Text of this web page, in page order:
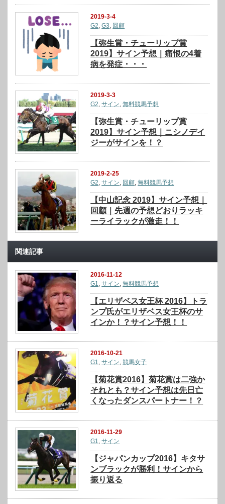
2019-3-4
G2 ,G3 回顧
【弥生賞・チューリップ賞
2019】サイン予想｜痛恨の4着
病を発症・・・
2019-3-3
G2,サイン,無料競馬予想
【弥生賞・チューリップ賞
2019】サイン予想｜ニシノデイ
ジーがサインを！？
2019-2-25
G2,サイン, 回顧,無料競馬予想
【中山記念 2019】サイン予想｜
回顧｜先週の予想どおりラッキ
ーライラックが激走！！
関連記事
2016-11-12
G1,サイン,無料競馬予想
【エリザベス女王杯 2016】トラ
ンプ氏がエリザベス女王杯のサ
インか！？サイン予想！！
2016-10-21
G1,サイン,競馬女子
【菊花賞2016】菊花賞は二強か
それとも？サイン予想は先日亡
くなったダンスパートナー！？
2016-11-29
G1
,サイン
【ジャパンカップ2016】キタサ
ンブラックが勝利！サインから
振り返る